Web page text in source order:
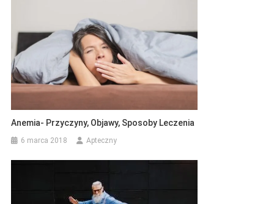
Anemia- Przyczyny, Objawy, Sposoby Leczenia
6 marca 2018 Apteczny